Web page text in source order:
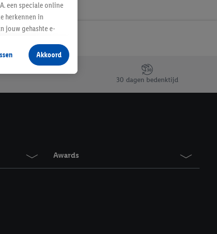
30 dagen bedenktijd
Awards
een speciale online
herkennen in
jouw gehashte e-
producten waarin je
te plaatsen
verschillende
kunnen worden
vergelijkbare
in te
Akkoord